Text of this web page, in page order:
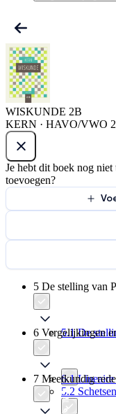
WISKUNDE 2B
KERN · HAVO/VWO 2
Je hebt dit boek nog
toevoegen?
5 De stelling van
5.1 De
5.2
6 Vergelijkingen
6.1
7 Meetkundig